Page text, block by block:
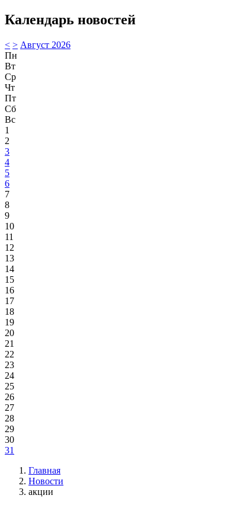
Календарь новостей
< > Август 2026
Пн
Вт
Ср
Чт
Пт
Сб
Вс
1
2
3
4
5
6
7
8
9
10
11
12
13
14
15
16
17
18
19
20
21
22
23
24
25
26
27
28
29
30
31
Главная
Новости
акции